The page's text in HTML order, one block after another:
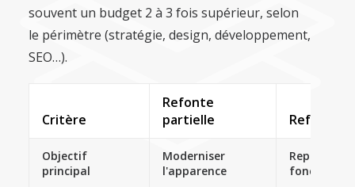
souvent un budget 2 à 3 fois supérieur, selon
le périmètre (stratégie, design, développement,
SEO…).
Critère
Refonte
partielle
Refonte
Objectif
principal
Moderniser
l'apparence
Repenser